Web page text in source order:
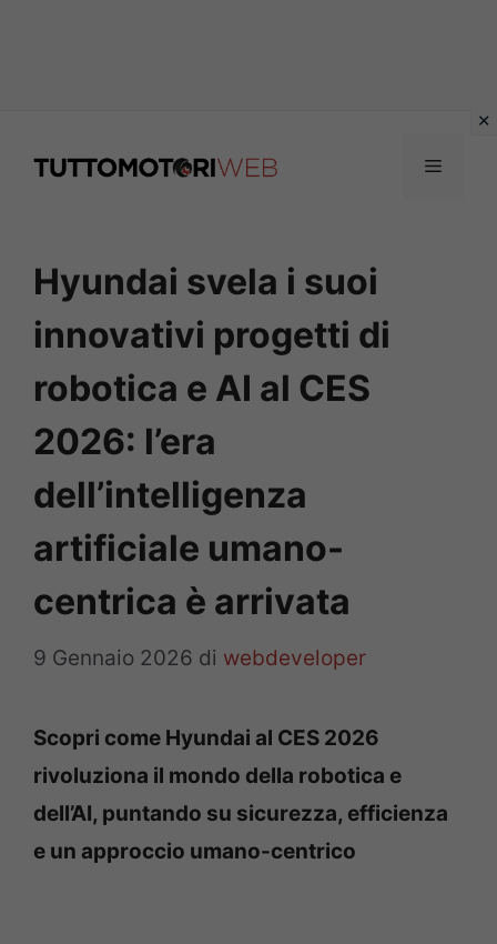
Menu
Hyundai svela i suoi
innovativi progetti di
robotica e AI al CES
2026: l’era
dell’intelligenza
artificiale umano-
centrica è arrivata
9 Gennaio 2026 di webdeveloper
Scopri come Hyundai al CES 2026
rivoluziona il mondo della robotica e
dell’AI, puntando su sicurezza, efficienza
e un approccio umano-centrico